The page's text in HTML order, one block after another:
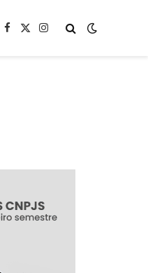
Facebook
X
Instagram